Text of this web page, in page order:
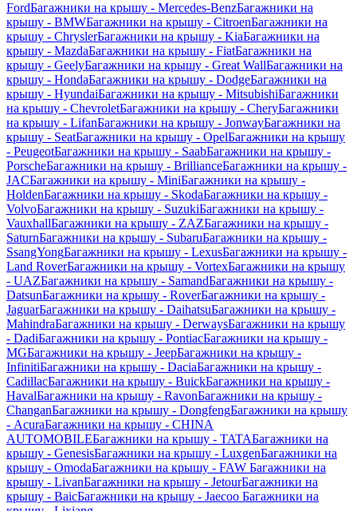
FordБагажники на крышу - Mercedes-BenzБагажники на
крышу - BMWБагажники на крышу - CitroenБагажники на
крышу - ChryslerБагажники на крышу - KiaБагажники на
крышу - MazdaБагажники на крышу - FiatБагажники на
крышу - GeelyБагажники на крышу - Great WallБагажники на
крышу - HondaБагажники на крышу - DodgeБагажники на
крышу - HyundaiБагажники на крышу - MitsubishiБагажники
на крышу - ChevroletБагажники на крышу - CheryБагажники
на крышу - LifanБагажники на крышу - JonwayБагажники на
крышу - SeatБагажники на крышу - OpelБагажники на крышу
- PeugeotБагажники на крышу - SaabБагажники на крышу -
PorscheБагажники на крышу - BrillianceБагажники на крышу -
JACБагажники на крышу - MiniБагажники на крышу -
HoldenБагажники на крышу - SkodaБагажники на крышу -
VolvoБагажники на крышу - SuzukiБагажники на крышу -
VauxhallБагажники на крышу - ZAZБагажники на крышу -
SaturnБагажники на крышу - SubaruБагажники на крышу -
SsangYongБагажники на крышу - LexusБагажники на крышу -
Land RoverБагажники на крышу - VortexБагажники на крышу
- UAZБагажники на крышу - SamandБагажники на крышу -
DatsunБагажники на крышу - RoverБагажники на крышу -
JaguarБагажники на крышу - DaihatsuБагажники на крышу -
MahindraБагажники на крышу - DerwaysБагажники на крышу
- DadiБагажники на крышу - PontiacБагажники на крышу -
MGБагажники на крышу - JeepБагажники на крышу -
InfinitiБагажники на крышу - DaciaБагажники на крышу -
CadillacБагажники на крышу - BuickБагажники на крышу -
HavalБагажники на крышу - RavonБагажники на крышу -
ChanganБагажники на крышу - DongfengБагажники на крышу
- AcuraБагажники на крышу - CHINA
AUTOMOBILEБагажники на крышу - TATAБагажники на
крышу - GenesisБагажники на крышу - LuxgenБагажники на
крышу - OmodaБагажники на крышу - FAW Багажники на
крышу - LivanБагажники на крышу - JetourБагажники на
крышу - BaicБагажники на крышу - Jaecoo Багажники на